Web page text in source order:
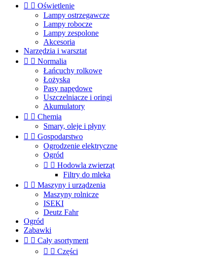
  Oświetlenie
Lampy ostrzegawcze
Lampy robocze
Lampy zespolone
Akcesoria
Narzędzia i warsztat
  Normalia
Łańcuchy rolkowe
Łożyska
Pasy napędowe
Uszczelniacze i oringi
Akumulatory
  Chemia
Smary, oleje i płyny
  Gospodarstwo
Ogrodzenie elektryczne
Ogród
  Hodowla zwierząt
Filtry do mleka
  Maszyny i urządzenia
Maszyny rolnicze
ISEKI
Deutz Fahr
Ogród
Zabawki
  Cały asortyment
  Części